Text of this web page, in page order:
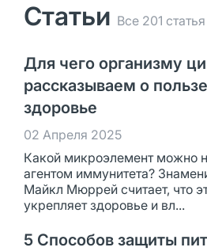
Статьи Все 201 статья
Для чего организму
рассказываем о
здоровье
02 Апреля 2025
Какой микроэлемент можно
агентом иммунитета?
Майкл Мюррей считает, что
укрепляет здоровье и вл...
5 Способов защиты